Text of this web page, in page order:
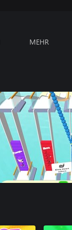
MEHR